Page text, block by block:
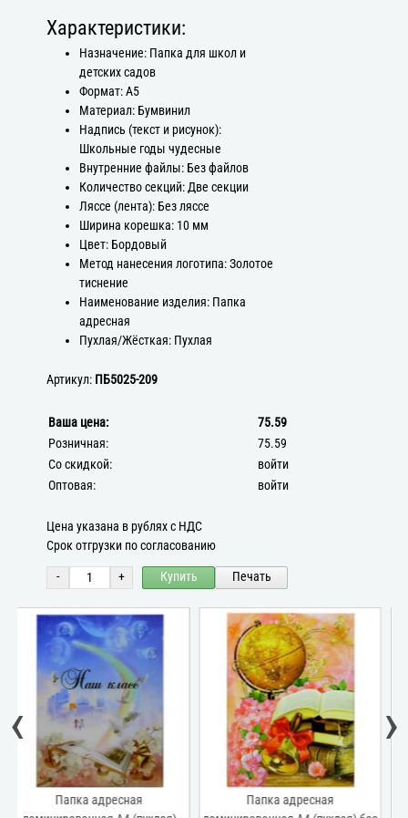
Характеристики:
Назначение: Папка для школ и
детских садов
Формат: А5
Материал: Бумвинил
Надпись (текст и рисунок):
Школьные годы чудесные
Внутренние файлы: Без файлов
Количество секций: Две секции
Ляссе (лента): Без ляссе
Ширина корешка: 10 мм
Цвет: Бордовый
Метод нанесения логотипа: Золотое
тиснение
Наименование изделия: Папка
адресная
Пухлая/Жёсткая: Пухлая
Артикул: ПБ5025-209
Ваша цена:
75.59
Розничная:
75.59
Со скидкой:
войти
Оптовая:
войти
Цена указана в рублях с НДС
Срок отгрузки по согласованию
- + Купить Печать
Папка адресная
Папка адресная
‹ ›